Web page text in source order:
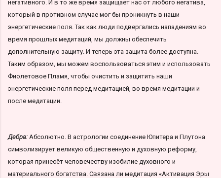
негативного. И в то же время защищает нас от любого негатива,
который в противном случае мог бы проникнуть в наши
энергетические поля. Так как люди подвергались нападениям во
время прошлых медитаций, мы должны обеспечить
дополнительную защиту. И теперь эта защита более доступна.
Таким образом, мы можем воспользоваться этим и использовать
Фиолетовое Пламя, чтобы очистить и защитить наши
энергетические поля перед медитацией, во время медитации и
после медитации.
Дебра: Абсолютно. В астрологии соединение Юпитера и Плутона
символизирует великую общественную и духовную реформу,
которая принесёт человечеству изобилие духовного и
материального богатства. Связана ли медитация «Активация Эры